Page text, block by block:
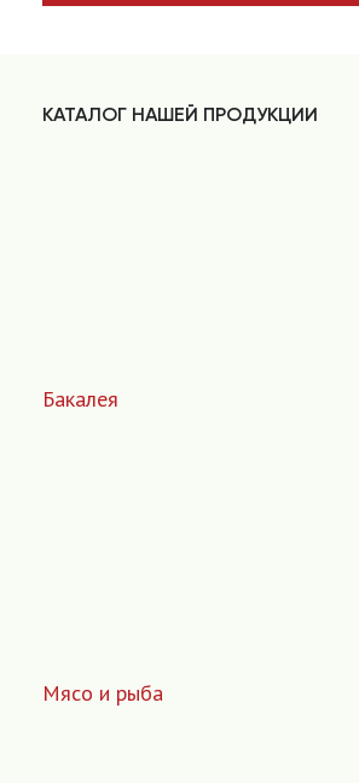
КАТАЛОГ НАШЕЙ ПРОДУКЦИИ
Бакалея
Мясо и рыба